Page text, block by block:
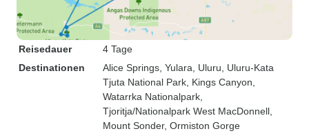
Reisedauer
4 Tage
Destinationen
Alice Springs , Yulara , Uluru , Uluru-Kata
Tjuta National Park , Kings Canyon
Watarrka Nationalpark
Tjoritja/Nationalpark West MacDonnell
Mount Sonder, Ormiston Gorge